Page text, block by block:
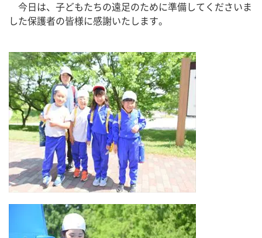
今日は、子どもたちの遠足のために準備してくださいま
した保護者の皆様に感謝いたします。